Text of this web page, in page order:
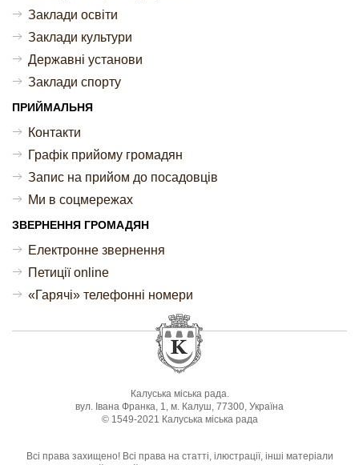
Заклади освіти
Заклади культури
Державні установи
Заклади спорту
ПРИЙМАЛЬНЯ
Контакти
Графік прийому громадян
Запис на прийом до посадовців
Ми в соцмережах
ЗВЕРНЕННЯ ГРОМАДЯН
Електронне звернення
Петиції online
«Гарячі» телефонні номери
Калуська міська рада.
вул. Івана Франка, 1, м. Калуш, 77300, Україна
© 1549-2021 Калуська міська рада
Всі права захищено! Всі права на статті, ілюстрації, інші матеріали